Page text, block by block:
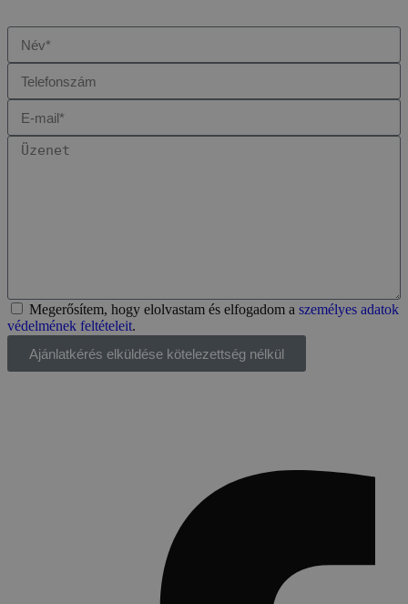
Megerősítem, hogy elolvastam és elfogadom a személyes adatok
védelmének feltételeit.
Ajánlatkérés elküldése kötelezettség nélkül